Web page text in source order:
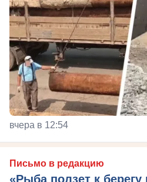
вчера в 12:54
Письмо в редакцию
«Рыба ползет к